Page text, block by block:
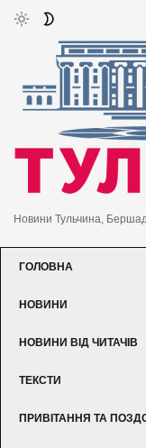
Новини Тульчина,
ГОЛОВНА
НОВИНИ
НОВИНИ ВІД ЧИТАЧІВ
ТЕКСТИ
ПРИВІТАННЯ ТА